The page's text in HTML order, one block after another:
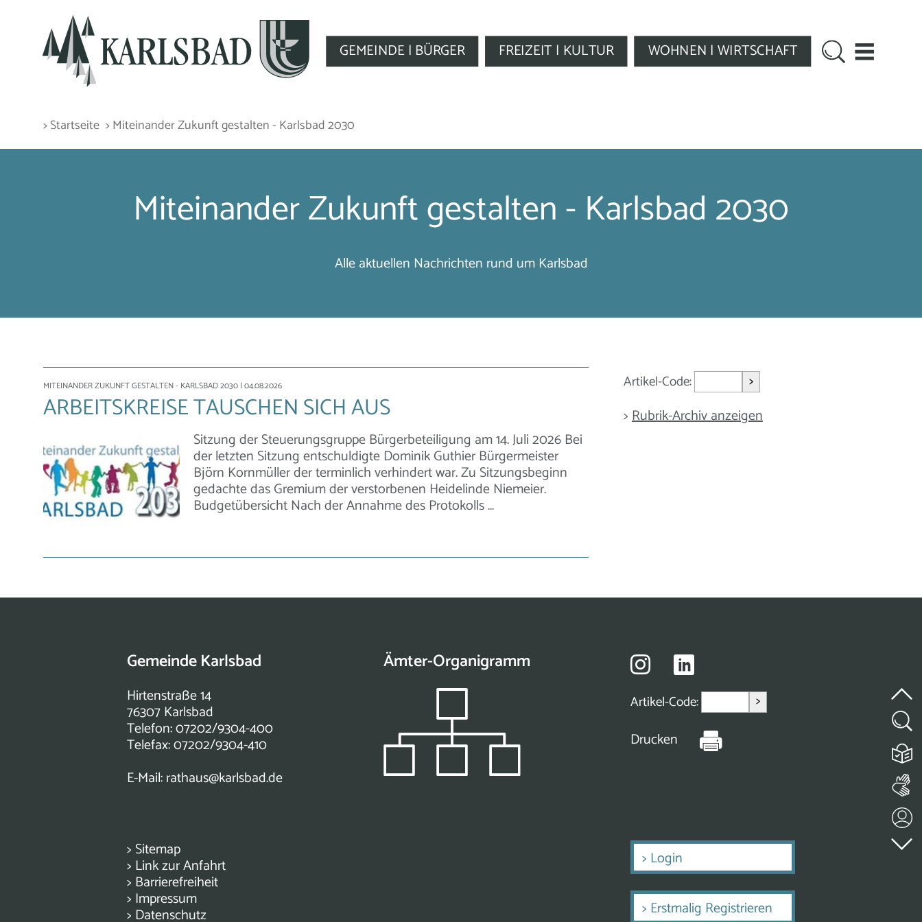
GEMEINDE | BÜRGER FREIZEIT | KULTUR WOHNEN | WIRTSCHAFT
> Startseite > Miteinander Zukunft gestalten - Karlsbad 2030
Miteinander Zukunft gestalten - Karlsbad 2030
Alle aktuellen Nachrichten rund um Karlsbad
MITEINANDER ZUKUNFT GESTALTEN - KARLSBAD 2030 | 04.08.2026
ARBEITSKREISE TAUSCHEN SICH AUS
Sitzung der Steuerungsgruppe Bürgerbeteiligung am 14. Juli 2026 Bei
der letzten Sitzung entschuldigte Dominik Guthier Bürgermeister
Björn Kornmüller der terminlich verhindert war. Zu Sitzungsbeginn
gedachte das Gremium der verstorbenen Heidelinde Niemeier.
Budgetübersicht Nach der Annahme des Protokolls …
Artikel-Code: >
>Rubrik-Archiv anzeigen
Gemeinde Karlsbad
Hirtenstraße 14
76307 Karlsbad
Telefon: 07202/9304-400
Telefax: 07202/9304-410
E-Mail:rathaus@karlsbad.de
> Sitemap
> Link zur Anfahrt
> Barrierefreiheit
> Impressum
> Datenschutz
Ämter-Organigramm
Artikel-Code: >
Drucken
> Login
> Erstmalig Registrieren